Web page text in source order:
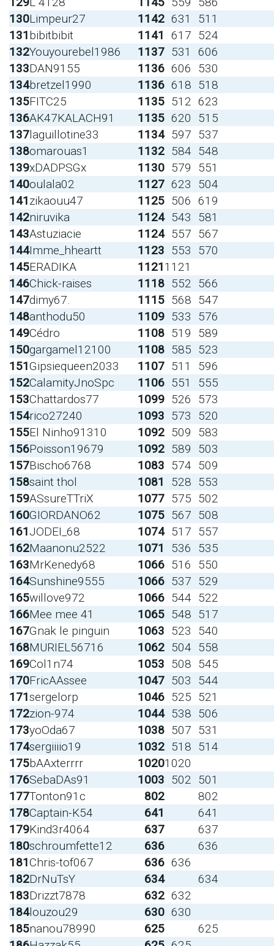
130Limpeur27 1142 631
511
131bibitbibit 1141 617 524
132Youyourebel1986 1137 531
606
133DAN9155 1136 606
530
134bretzel1990 1136 618 518
135FITC25 1135 512 623
136AK47KALACH91 1135 620
515
137laguillotine33 1134 597 537
138omarouas1 1132 584 548
139xDADPSGx 1130 579
551
140oulala02 1127 623
504
141zikaouu47 1125 506 619
142niruvika 1124 543
581
143Astuziacie 1124 557 567
144Imme_hheartt 1123 553
570
145ERADIKA 11211121
146Chick-raises 1118 552 566
147dimy67. 1115 568 547
148anthodu50 1109 533
576
149Cédro 1108 519
589
150gargamel12100 1108 585 523
151Gipsiequeen2033 1107 511
596
152CalamityJnoSpc 1106 551
555
153Chattardos77 1099 526
573
154rico27240 1093 573
520
155El Ninho91310 1092 509
583
156Poisson19679 1092 589
503
157Bischo6768 1083 574 509
158saint thol 1081 528 553
159ASsureTTriX 1077 575 502
160GIORDANO62 1075 567 508
161JODEI_68 1074 517 557
162Maanonu2522 1071 536
535
163MrKenedy68 1066 516
550
164Sunshine9555 1066 537 529
165willove972 1066 544 522
166Mee mee 41 1065 548 517
167Gnak le pinguin 1063 523
540
168MURIEL56716 1062 504 558
169Col1n74 1053 508 545
170FricAAssee 1047 503
544
171sergelorp 1046 525 521
172zion-974 1044 538 506
173yoOda67 1038 507 531
174sergiiiio19 1032 518 514
175bAAxterrrr 10201020
176SebaDAs91 1003 502 501
177Tonton91c 802
802
178Captain-K54 641
641
179Kind3r4064 637
637
180schroumfette12 636
636
181Chris-tof067 636 636
182DrNuTsY 634
634
183Drizzt7878 632 632
184louzou29 630 630
185nanou78990 625
625